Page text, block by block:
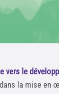
vers le
la mise en